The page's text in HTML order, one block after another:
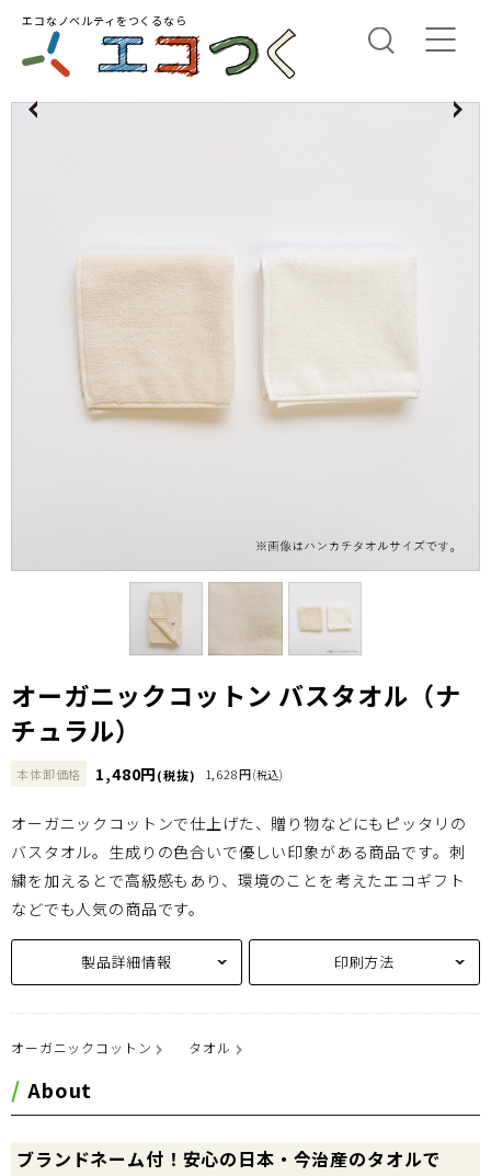
エコなノベルティをつくるなら
オーガニックコットン バスタオル（ナ
チュラル）
本体卸価格 1,480円(税抜) 1,628円(税込)
オーガニックコットンで仕上げた、贈り物などにもピッタリの
バスタオル。生成りの色合いで優しい印象がある商品です。刺
繍を加えるとで高級感もあり、環境のことを考えたエコギフト
などでも人気の商品です。
製品詳細情報 印刷方法
オーガニックコットン タオル
About
ブランドネーム付！安心の日本・今治産のタオルで